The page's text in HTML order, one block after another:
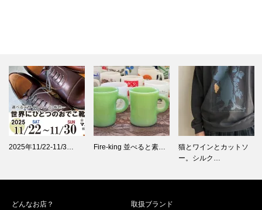
Fire-king 並べると素…
猫とワインとカットソ
Fire-king ヘビーマ
グ…
どんなお店？
取扱ブランド